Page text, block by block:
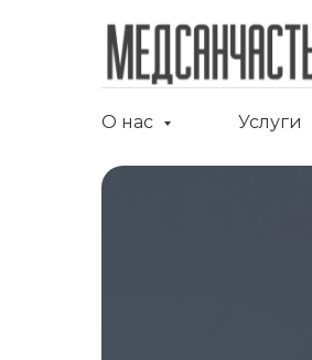
О нас Услуги